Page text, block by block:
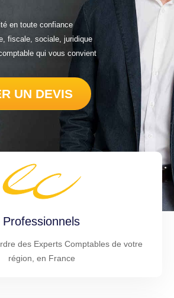
en toute confiance
fiscale, sociale, juridique
qui vous convient
UN DEVIS
Professionnels
des Experts Comptables de votre
région, en France